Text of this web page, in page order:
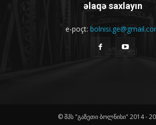
əlaqə saxlayın
e-poçt:
© შპს "გაზეთი ბოლნისი" 2014 -